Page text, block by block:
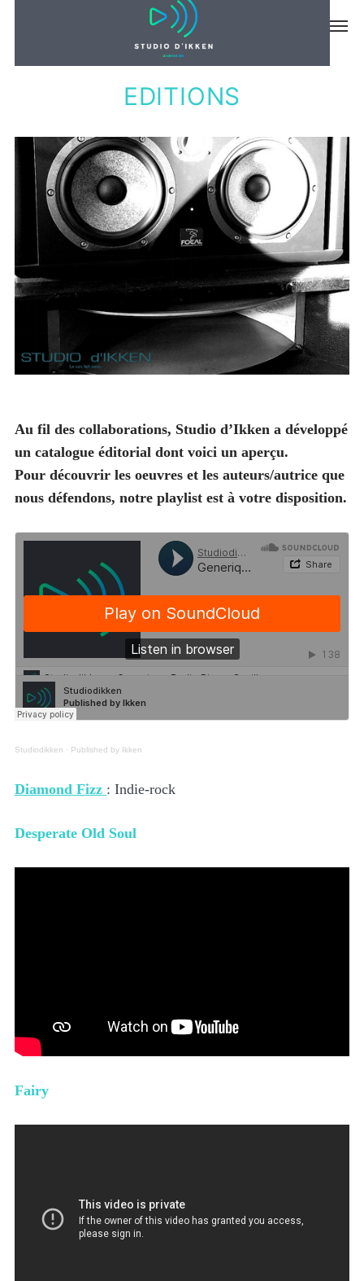
MUSIQUE
EDITIONS
Au fil des collaborations, Studio d’Ikken a développé
un catalogue éditorial dont voici un aperçu.
Pour découvrir les oeuvres et les auteurs/autrice que
nous défendons, notre playlist est à votre disposition.
Studiodikken · Published by Ikken
Diamond Fizz : Indie-rock
Desperate Old Soul
Fairy